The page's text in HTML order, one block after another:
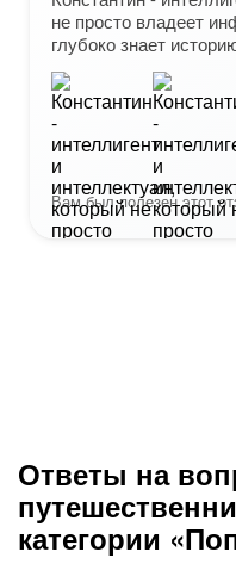
не просто владеет
глубоко знает
Вам был полезен этот
Ответы на
категории